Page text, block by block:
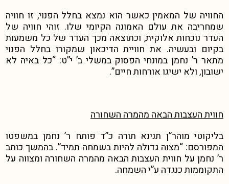
החוויה של המאמין כאשר הוא נמצא בחלל הפנוי, זו חוויה
שמחריבה את עולם האמונה הקיומי שלו. זוהי חוויה של
העדר נוכחות אלוקית, וכתוצאה מכך העדר של כל משמעות
בקיום ובעשיה. את חוויית הדיכאון שמקורו בחלל הפנוי
מתאר ר’ נחמן במונחי הפסוק במשלי ב’ י”ט: “כל באיה לא
ישובון, ולא ישיגו אורחות חיים”.
חווית העצבות הבאה מהמרה השחורה
בליקוטי מוהר”ן תנינא תורה כ”ד פותח ר’ נחמן במשפטו
המפורסם: “מצוה גדולה להיות בשמחה תמיד”. בהמשך כותב
ר’ נחמן על חווית העצבות הבאה מהמרה השחורה ומצווה על
התקוממות כנגדה ע”י השמחה.